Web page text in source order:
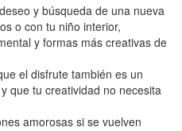
y búsqueda de una nueva
o con tu niño interior,
y formas más creativas de
el disfrute también es un
que tu creatividad no necesita
amorosas si se vuelven